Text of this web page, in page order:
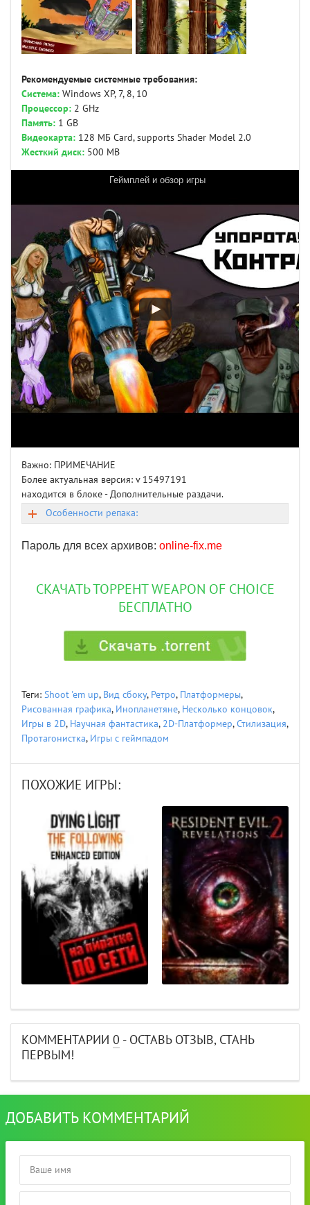
Рекомендуемые системные требования:
Система: Windows XP, 7, 8, 10
Процессор: 2 GHz
Память: 1 GB
Видеокарта: 128 МБ Card, supports Shader Model 2.0
Жесткий диск: 500 MB
Геймплей и обзор игры
Важно: ПРИМЕЧАНИЕ
Более актуальная версия: v 15497191
находится в блоке - Дополнительные раздачи.
Особенности репака:
Пароль для всех архивов: online-fix.me
СКАЧАТЬ ТОРРЕНТ WEAPON OF CHOICE
БЕСПЛАТНО
Теги: Shoot 'em up, Вид сбоку, Ретро, Платформеры,
Рисованная графика, Инопланетяне, Несколько концовок,
Игры в 2D, Научная фантастика, 2D-Платформер,Стилизация,
Протагонистка, Игры с геймпадом
ПОХОЖИЕ ИГРЫ:
КОММЕНТАРИИ 0 - ОСТАВЬ ОТЗЫВ, СТАНЬ
ПЕРВЫМ!
ДОБАВИТЬ КОММЕНТАРИЙ